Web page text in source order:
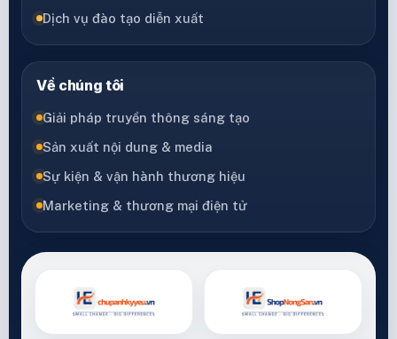
Dịch vụ đào tạo diễn xuất
Về chúng tôi
Giải pháp truyền thông sáng tạo
Sản xuất nội dung & media
Sự kiện & vận hành thương hiệu
Marketing & thương mại điện tử